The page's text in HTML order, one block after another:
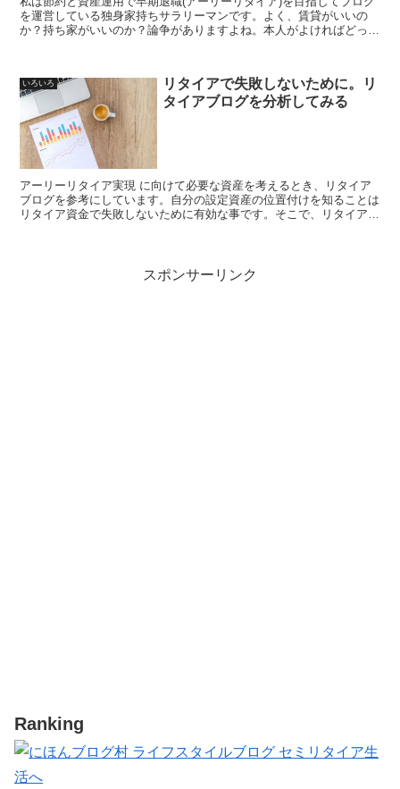
を運営している独身家持ちサラリーマンです。よく、賃貸がいいの
か？持ち家がいいのか？論争がありますよね。本人がよければどっち
いろいろ
リタイアで失敗しないために。リ
タイアブログを分析してみる
アーリーリタイア実現 に向けて必要な資産を考えるとき、リタイア
ブログを参考にしています。自分の設定資産の位置付けを知ることは
リタイア資金で失敗しないために有効な事です。そこで、リタイアブ
スポンサーリンク
Ranking